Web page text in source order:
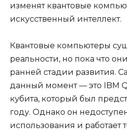
изменят квантовые
искусственный интеллект.
Квантовые компьютеры
реальности, но пока что
ранней стадии развития.
данный момент — это IBM
кубита, который был
году. Однако он
использования и работает